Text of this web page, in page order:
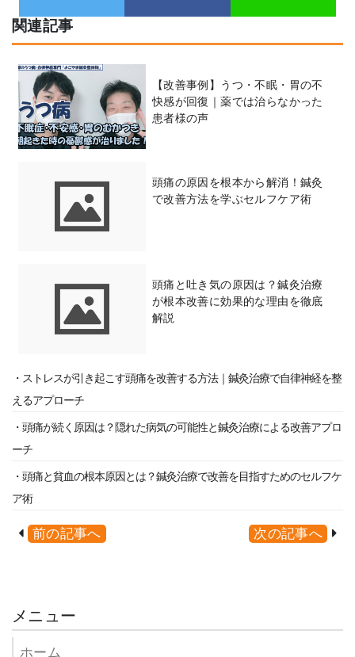
関連記事
【改善事例】うつ・不眠・胃の不
快感が回復｜薬では治らなかった
患者様の声
頭痛の原因を根本から解消！鍼灸
で改善方法を学ぶセルフケア術
頭痛と吐き気の原因は？鍼灸治療
が根本改善に効果的な理由を徹底
解説
・ストレスが引き起こす頭痛を改善する方法｜鍼灸治療で自律神経を整
えるアプローチ
・頭痛が続く原因は？隠れた病気の可能性と鍼灸治療による改善アプロ
ーチ
・頭痛と貧血の根本原因とは？鍼灸治療で改善を目指すためのセルフケ
ア術
前の記事へ 次の記事へ
メニュー
ホーム